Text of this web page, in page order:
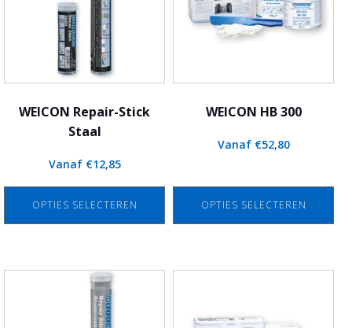
WEICON Repair-Stick
Staal
Vanaf €12,85
OPTIES SELECTEREN
gekozen
worden
productpagina
WEICON HB 300
Vanaf €52,80
OPTIES SELECTEREN
variaties.
Deze
gekozen
worden
heeft